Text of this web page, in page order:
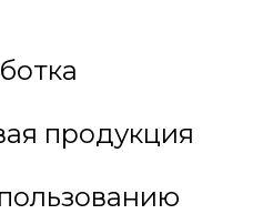
продукция